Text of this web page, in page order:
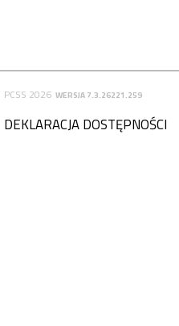
PCSS 2026 WERSJA 7.3.26221.259
DEKLARACJA DOSTĘPNOŚCI